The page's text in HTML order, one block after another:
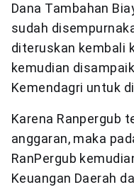
Dana Tambahan
sudah
diteruskan kembali
kemudian
Kemendagri untuk
Karena Ranpergub
anggaran, maka
RanPergub
Keuangan Daerah